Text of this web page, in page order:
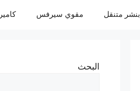
بنشر متنقل مقوي سيرفس
البحث